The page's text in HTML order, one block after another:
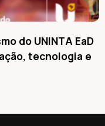
do UNINTA EaD
tecnologia e